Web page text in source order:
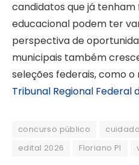
candidatos que já
educacional podem ter
perspectiva de
municipais também
seleções federais, como
Tribunal Regional Federal
concurso público
edital 2026
Floriano PI